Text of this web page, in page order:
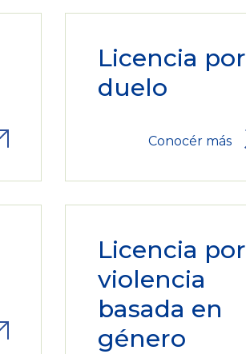
Licencia por
duelo
Conocér más
Licencia por
violencia
basada en
género